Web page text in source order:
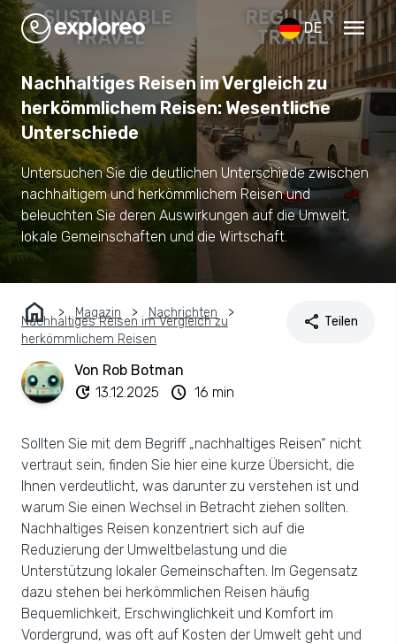
DE menu
Nachhaltiges Reisen im Vergleich zu
herkömmlichem Reisen: Wesentliche
Unterschiede
Untersuchen Sie die deutlichen Unterschiede zwischen
nachhaltigem und herkömmlichem Reisen und
beleuchten Sie deren Auswirkungen auf die Umwelt,
lokale Gemeinschaften und die Wirtschaft.
home Magazin Nachrichten
Nachhaltiges Reisen im Vergleich zu
herkömmlichem Reisen
share Teilen
Von Rob Botman
update 13.12.2025 schedule 16 min
Sollten Sie mit dem Begriff „nachhaltiges Reisen“ nicht
vertraut sein, finden Sie hier eine kurze Übersicht, die
Ihnen verdeutlicht, was darunter zu verstehen ist und
warum Sie einen Wechsel in Betracht ziehen sollten.
Nachhaltiges Reisen konzentriert sich auf die
Reduzierung der Umweltbelastung und die
Unterstützung lokaler Gemeinschaften. Im Gegensatz
dazu stehen bei herkömmlichen Reisen häufig
Bequemlichkeit, Erschwinglichkeit und Komfort im
Vordergrund, was oft auf Kosten der Umwelt geht und